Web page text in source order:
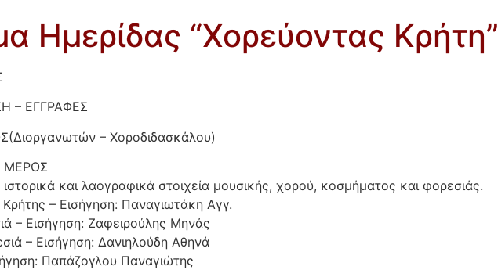
Ημερίδας “Χορεύοντας Κρήτη”
– ΕΓΓΡΑΦΕΣ
– Χοροδιδασκάλου)
ΜΕΡΟΣ
και λαογραφικά στοιχεία μουσικής, χορού, κοσμήματος και φορεσιάς.
– Εισήγηση: Παναγιωτάκη Αγγ.
– Εισήγηση: Ζαφειρούλης Μηνάς
– Εισήγηση: Δανιηλούδη Αθηνά
Παπάζογλου Παναγιώτης